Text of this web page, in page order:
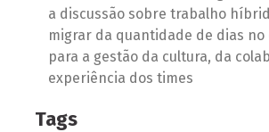
a discussão sobre trabalho
migrar da quantidade de dias
para a gestão da cultura, da
experiência dos times
Tags